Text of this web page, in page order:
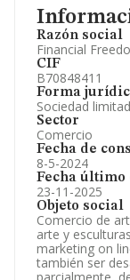
Razón social
Financial
CIF
B70848411
Forma
Sociedad
Sector
Comercio
Fecha de
8-5-2024
Fecha último
23-11-2025
Objeto social
Comercio de
arte y
marketing on
también ser